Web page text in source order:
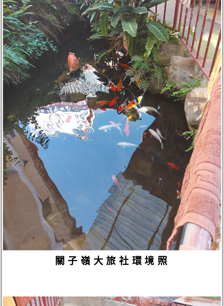
關子嶺大旅社環境照